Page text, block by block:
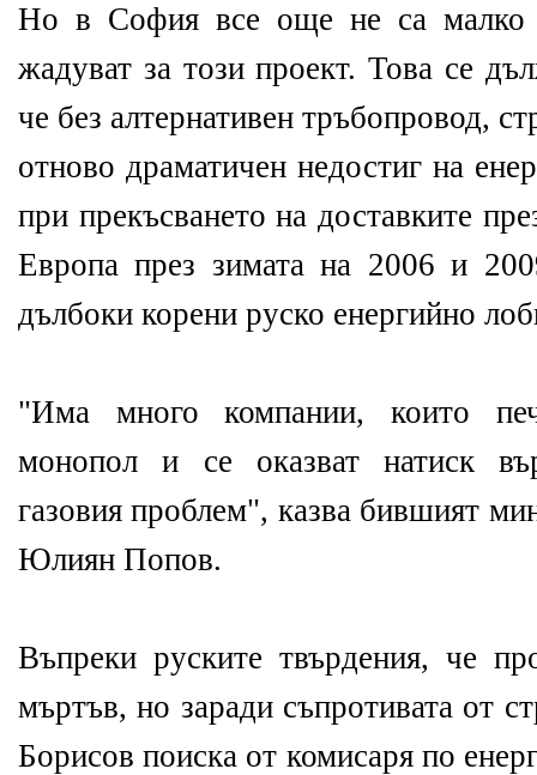
Но в София все още не са малко
жадуват за този проект. Това се
че без алтернативен тръбопровод,
отново драматичен недостиг на
при прекъсването на доставките
Европа през зимата на 2006 и
дълбоки корени руско енергийно
"Има много компании, които
монопол и се оказват натиск
газовия проблем", казва бившият
Юлиян Попов.
Въпреки руските твърдения, че
мъртъв, но заради съпротивата от
Борисов поиска от комисаря по